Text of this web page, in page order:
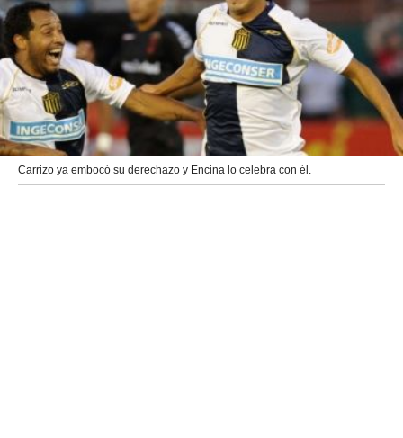
Carrizo ya embocó su derechazo y Encina lo celebra con él.